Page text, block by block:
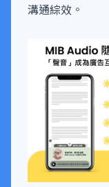
溝通綜效。